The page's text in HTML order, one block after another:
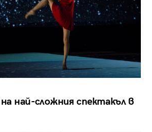
най-сложния спектакъл в